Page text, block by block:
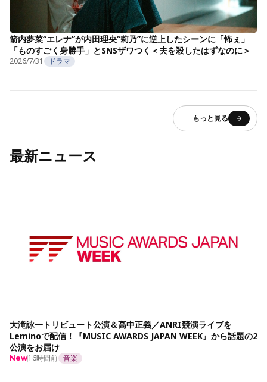
箭内夢菜“エレナ”が内田理央“莉乃”に逆上したシーンに「怖ぇ」
「ものすごく身勝手」とSNSザワつく＜夫を殺したはずなのに＞
2026/7/31 ドラマ
もっと見る
最新ニュース
大滝詠一トリビュート公演＆高中正義／ANRI競演ライブを
Leminoで配信！『MUSIC AWARDS JAPAN WEEK』から話題の2
公演をお届け
New16時間前 音楽